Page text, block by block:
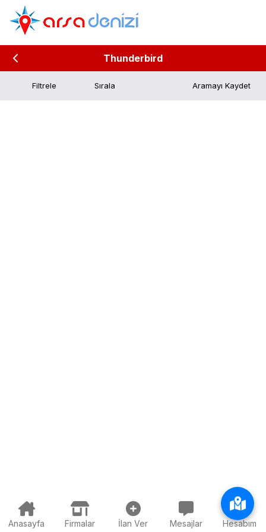
Thunderbird
Filtrele Aramayı Kaydet
Anasayfa Firmalar İlan Ver Mesajlar Hesabım